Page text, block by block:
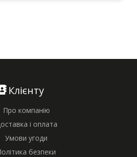
Клієнту
Про компанію
і оплата
Умови угоди
безпеки